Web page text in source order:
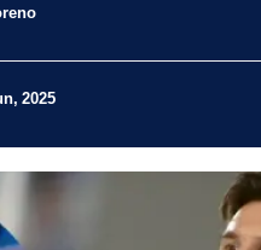
2025